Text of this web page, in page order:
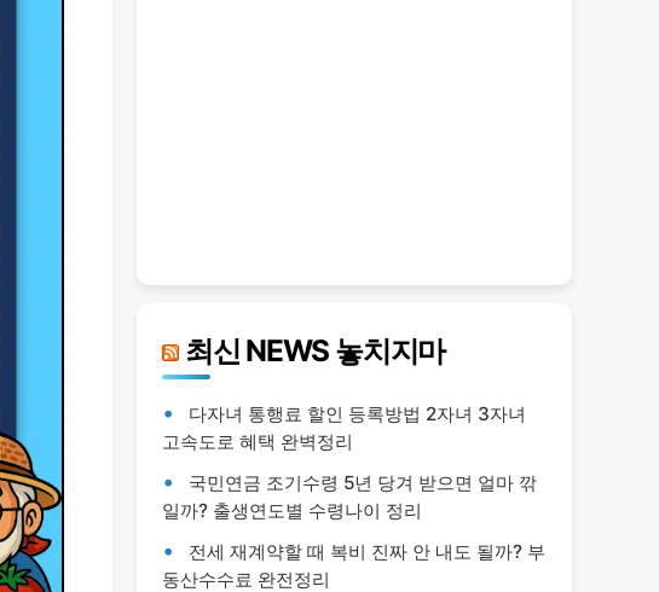
최신 NEWS 놓치지마
다자녀 통행료 할인 등록방법 2자녀 3자녀
고속도로 혜택 완벽정리
국민연금 조기수령 5년 당겨 받으면 얼마 깎
일까? 출생연도별 수령나이 정리
전세 재계약할 때 복비 진짜 안 내도 될까? 부
동산수수료 완전정리